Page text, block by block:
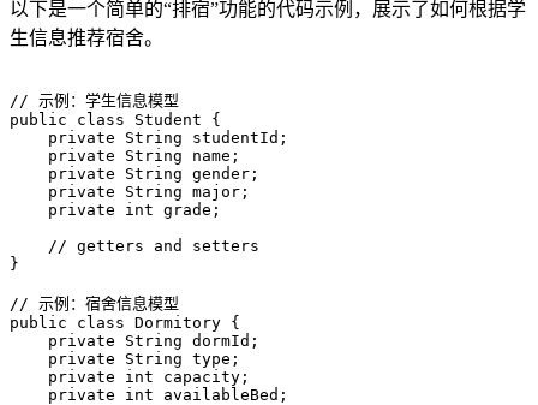
以下是一个简单的“排宿”功能的代码示例，展示了如何根据学
生信息推荐宿舍。
// 示例：学生信息模型
public class Student {
    private String studentId;
    private String name;
    private String gender;
    private String major;
    private int grade;
    // getters and setters
}
// 示例：宿舍信息模型
public class Dormitory {
    private String dormId;
    private String type;
    private int capacity;
    private int availableBed;